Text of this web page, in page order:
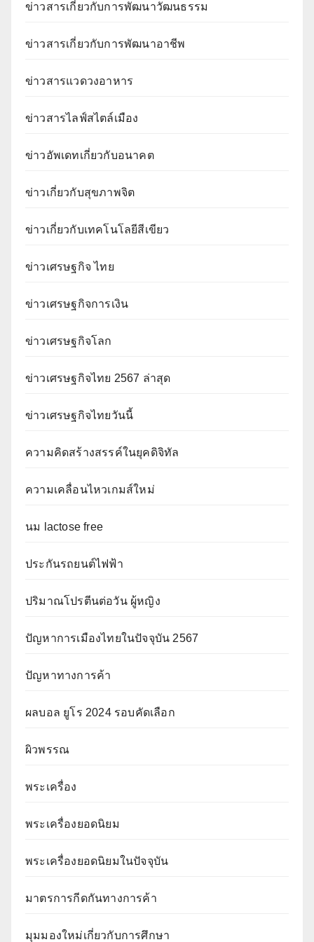
ข่าวสารเกี่ยวกับการพัฒนาวัฒนธรรม
ข่าวสารเกี่ยวกับการพัฒนาอาชีพ
ข่าวสารแวดวงอาหาร
ข่าวสารไลฟ์สไตล์เมือง
ข่าวอัพเดทเกี่ยวกับอนาคต
ข่าวเกี่ยวกับสุขภาพจิต
ข่าวเกี่ยวกับเทคโนโลยีสีเขียว
ข่าวเศรษฐกิจ ไทย
ข่าวเศรษฐกิจการเงิน
ข่าวเศรษฐกิจโลก
ข่าวเศรษฐกิจไทย 2567 ล่าสุด
ข่าวเศรษฐกิจไทยวันนี้
ความคิดสร้างสรรค์ในยุคดิจิทัล
ความเคลื่อนไหวเกมส์ใหม่
นม lactose free
ประกันรถยนต์ไฟฟ้า
ปริมาณโปรตีนต่อวัน ผู้หญิง
ปัญหาการเมืองไทยในปัจจุบัน 2567
ปัญหาทางการค้า
ผลบอล ยูโร 2024 รอบคัดเลือก
ผิวพรรณ
พระเครื่อง
พระเครื่องยอดนิยม
พระเครื่องยอดนิยมในปัจจุบัน
มาตรการกีดกันทางการค้า
มุมมองใหม่เกี่ยวกับการศึกษา